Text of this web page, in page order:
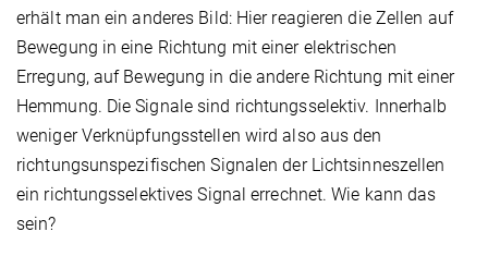
erhält man ein anderes Bild: Hier reagieren die Zellen auf
Bewegung in eine Richtung mit einer elektrischen
Erregung, auf Bewegung in die andere Richtung mit einer
Hemmung. Die Signale sind richtungsselektiv. Innerhalb
weniger Verknüpfungsstellen wird also aus den
richtungsunspezifischen Signalen der Lichtsinneszellen
ein richtungsselektives Signal errechnet. Wie kann das
sein?